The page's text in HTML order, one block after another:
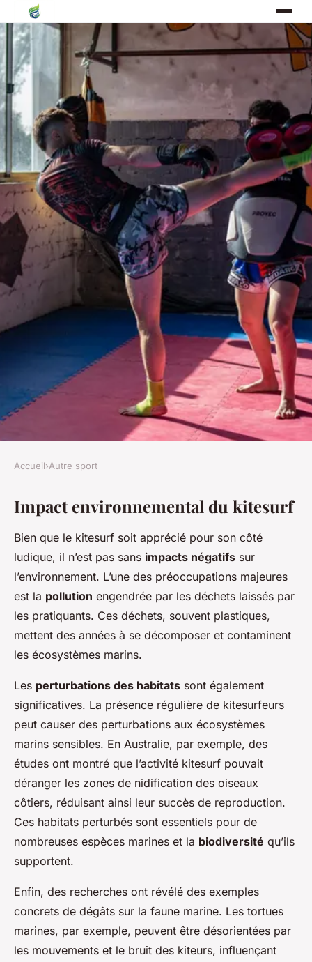
AUTRE SPORT
Le kitesurf et
l'environnement: impact et
solutions
3 min de lecture
Accueil›Autre sport
Impact environnemental du kitesurf
Bien que le kitesurf soit apprécié pour son côté
ludique, il n’est pas sans impacts négatifs sur
l’environnement. L’une des préoccupations majeures
est la pollution engendrée par les déchets laissés par
les pratiquants. Ces déchets, souvent plastiques,
mettent des années à se décomposer et contaminent
les écosystèmes marins.
Les perturbations des habitats sont également
significatives. La présence régulière de kitesurfeurs
peut causer des perturbations aux écosystèmes
marins sensibles. En Australie, par exemple, des
études ont montré que l’activité kitesurf pouvait
déranger les zones de nidification des oiseaux
côtiers, réduisant ainsi leur succès de reproduction.
Ces habitats perturbés sont essentiels pour de
nombreuses espèces marines et la biodiversité qu’ils
supportent.
Enfin, des recherches ont révélé des exemples
concrets de dégâts sur la faune marine. Les tortues
marines, par exemple, peuvent être désorientées par
les mouvements et le bruit des kiteurs, influençant